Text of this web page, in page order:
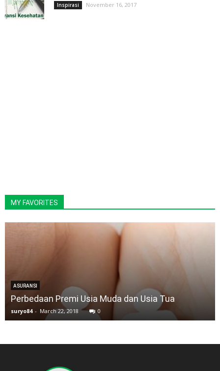
Inspirasi November 16, 2017
MY FAVORITES
ASURANSI
Perbedaan Premi Usia Muda dan Usia Tua
suryo84 - March 22, 2018 0